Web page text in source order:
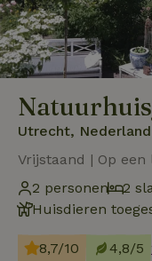
Utrecht, Nederland
Vrijstaand | Op
2 personen
2
Huisdieren
8,7/10 4,8/5